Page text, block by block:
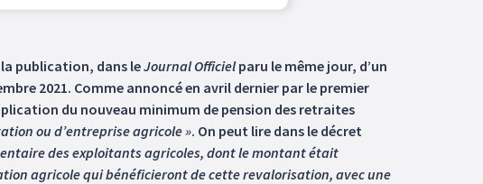
publication, dans leJournal Officielparu le même jour, d’un
2021. Comme annoncé en avril dernier par le premier
du nouveau minimum de pension des retraites
ou d’entreprise agricole ». On peut lire dans le décret
des exploitants agricoles, dont le montant était
agricole qui bénéficieront de cette revalorisation, avec une